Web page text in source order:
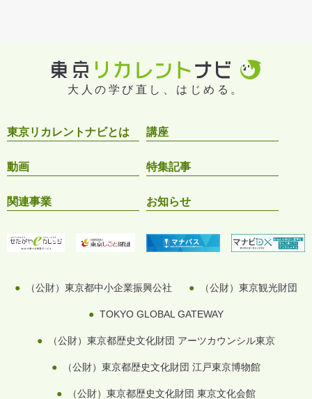
大人の学び直し、はじめる。
東京リカレントナビとは 講座
動画 特集記事
関連事業 お知らせ
（公財）東京都中小企業振興公社 （公財）東京観光財団
TOKYO GLOBAL GATEWAY
（公財）東京都歴史文化財団 アーツカウンシル東京
（公財）東京都歴史文化財団 江戸東京博物館
（公財）東京都歴史文化財団 東京文化会館